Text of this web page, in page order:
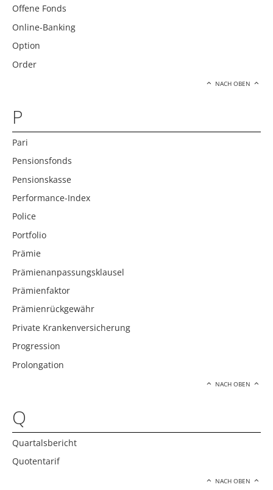
Offene Fonds
Online-Banking
Option
Order
NACH OBEN
P
Pari
Pensionsfonds
Pensionskasse
Performance-Index
Police
Portfolio
Prämie
Prämienanpassungsklausel
Prämienfaktor
Prämienrückgewähr
Private Krankenversicherung
Progression
Prolongation
NACH OBEN
Q
Quartalsbericht
Quotentarif
NACH OBEN